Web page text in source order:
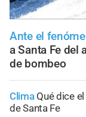
Ante el
a Santa Fe del
de bombeo
Clima Qué dice
de Santa Fe